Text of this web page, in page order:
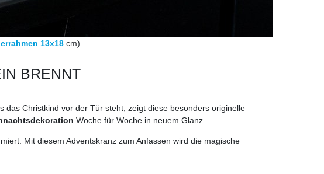
13x18 cm)
BRENNT
das Christkind vor der Tür steht, zeigt diese besonders originelle
Woche für Woche in neuem Glanz.
Mit diesem Adventskranz zum Anfassen wird die magische